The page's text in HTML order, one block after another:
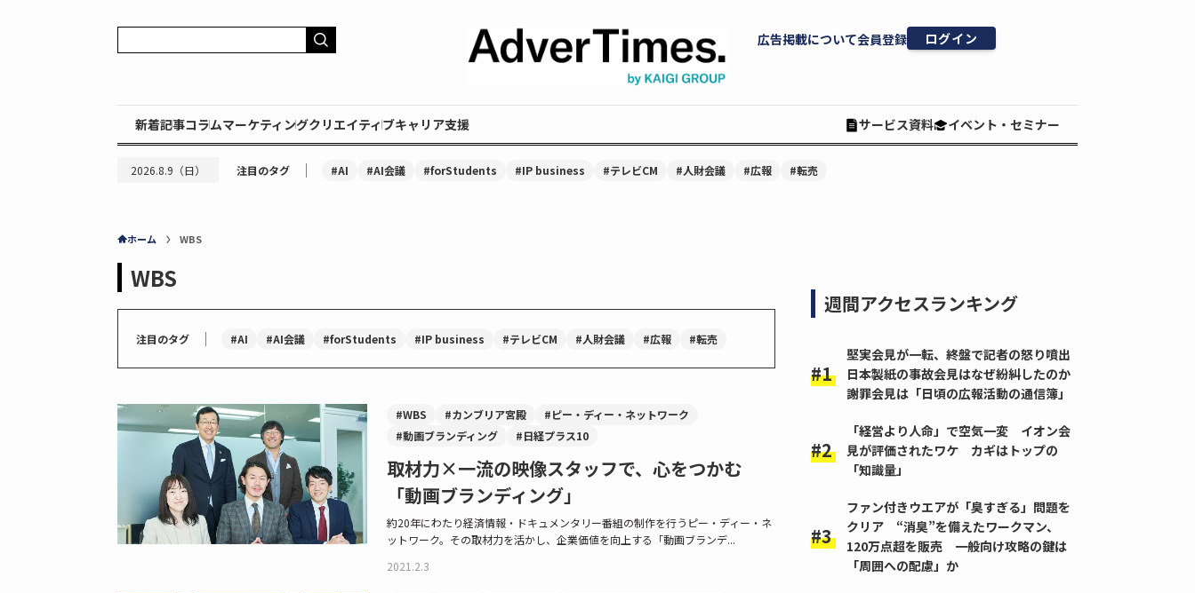
広告掲載について会員登録 ログイン
新着記事コラムマーケティングクリエイティブキャリア支援 サービス資料 イベント・セミナー
2026.8.9（日） 注目のタグ ｜ #AI #AI会議 #forStudents #IP business #テレビCM #人財会議 #広報 #転売
ホーム WBS
WBS
注目のタグ ｜ #AI #AI会議 #forStudents #IP business #テレビCM #人財会議 #広報 #転売
#WBS #カンブリア宮殿
#ピー・ディー・ネットワーク
#動画ブランディング
#日経プラス10
取材力×一流の映像スタッフで、心をつかむ
「動画ブランディング」
約20年にわたり経済情報・ドキュメンタリー番組の制作を行うピー・ディー・ネ
ットワーク。その取材力を活かし、企業価値を向上する「動画ブランデ...
2021.2.3
週間アクセスランキング
堅実会見が一転、終盤で記者の怒り噴出
日本製紙の事故会見はなぜ紛糾したのか
謝罪会見は「日頃の広報活動の通信簿」
「経営より人命」で空気一変 イオン会
見が評価されたワケ カギはトップの
「知識量」
ファン付きウエアが「臭すぎる」問題を
クリア “消臭”を備えたワークマン、
120万点超を販売 一般向け攻略の鍵は
「周囲への配慮」か